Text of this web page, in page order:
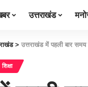
उत्तराखंड
> उत्तराखंड में पहली बार
शिक्षा